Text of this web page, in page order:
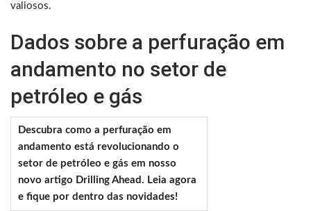
valiosos.
Dados sobre a perfuração em
andamento no setor de
petróleo e gás
Descubra como a perfuração em
andamento está revolucionando o
setor de petróleo e gás em nosso
novo artigo Drilling Ahead. Leia agora
e fique por dentro das novidades!